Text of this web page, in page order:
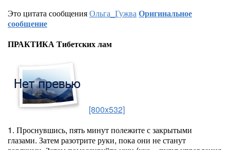
Это цитата сообщенияОльга_ГужваОригинальное
сообщение
ПРАКТИКА Тибетских лам
[800x532]
1. Проснувшись, пять минут полежите с закрытыми
глазами. Затем разотрите руки, пока они не станут